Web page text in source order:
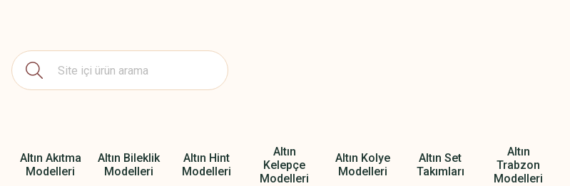
Altın Akıtma
Modelleri
Altın Bileklik
Modelleri
Altın Hint
Modelleri
Altın
Kelepçe
Modelleri
Altın Kolye
Modelleri
Altın Set
Takımları
Altın
Trabzon
Modelleri